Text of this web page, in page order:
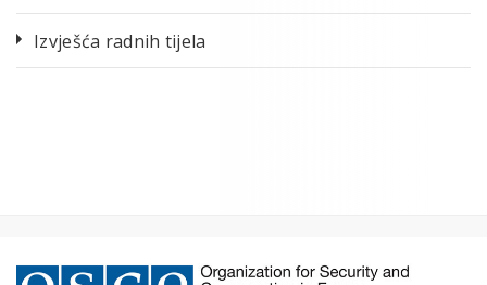
Izvješća radnih tijela